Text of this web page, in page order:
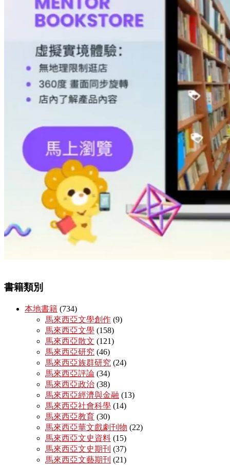
書籍類別
本地書籍 (734)
馬來西亞文學創作 (9)
馬來西亞文學 (158)
馬來西亞散文 (121)
馬來西亞研究 (46)
馬來西亞族群研究 (24)
馬來西亞評論 (34)
馬來西亞政治 (38)
馬來西亞經濟與金融 (13)
馬來西亞社會科學 (14)
馬來西亞教育 (30)
馬來西亞華文戲劇刊物 (22)
馬來西亞文史資料 (15)
馬來西亞文史期刊 (37)
馬來西亞文藝期刊 (21)